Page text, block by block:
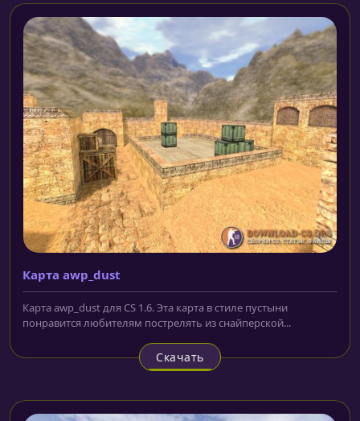
Карта awp_dust
Карта awp_dust для CS 1.6. Эта карта в стиле пустыни
понравится любителям пострелять из снайперской...
Скачать